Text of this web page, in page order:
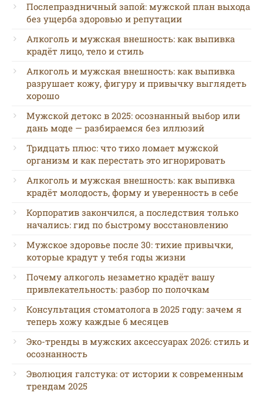
Послепраздничный запой: мужской план выхода
без ущерба здоровью и репутации
Алкоголь и мужская внешность: как выпивка
крадёт лицо, тело и стиль
Алкоголь и мужская внешность: как выпивка
разрушает кожу, фигуру и привычку выглядеть
хорошо
Мужской детокс в 2025: осознанный выбор или
дань моде — разбираемся без иллюзий
Тридцать плюс: что тихо ломает мужской
организм и как перестать это игнорировать
Алкоголь и мужская внешность: как выпивка
крадёт молодость, форму и уверенность в себе
Корпоратив закончился, а последствия только
начались: гид по быстрому восстановлению
Мужское здоровье после 30: тихие привычки,
которые крадут у тебя годы жизни
Почему алкоголь незаметно крадёт вашу
привлекательность: разбор по полочкам
Консультация стоматолога в 2025 году: зачем я
теперь хожу каждые 6 месяцев
Эко-тренды в мужских аксессуарах 2026: стиль и
осознанность
Эволюция галстука: от истории к современным
трендам 2025